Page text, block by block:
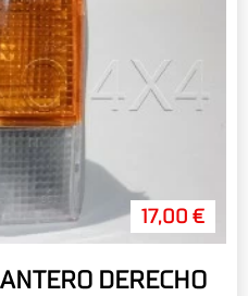
17,00 €
DERECHO